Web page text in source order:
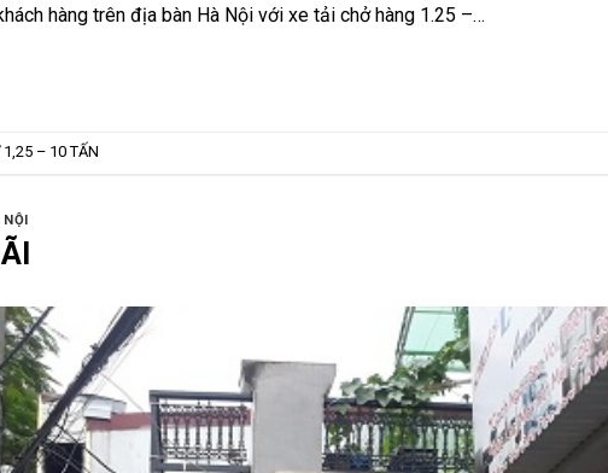
hàng trên địa bàn Hà Nội với xe tải chở hàng 1.25 –…
– 10 TẤN